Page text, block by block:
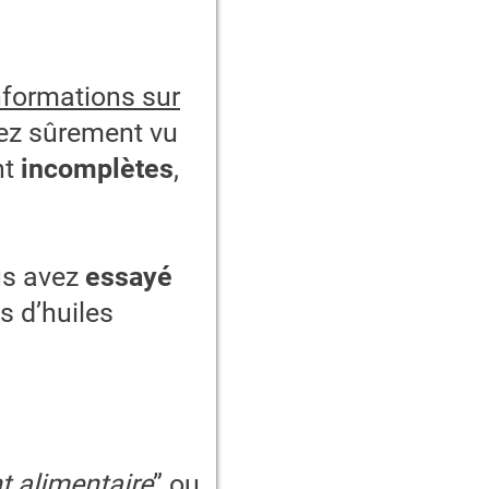
sur
sûrement vu
incomplètes,
avez essayé
d’huiles